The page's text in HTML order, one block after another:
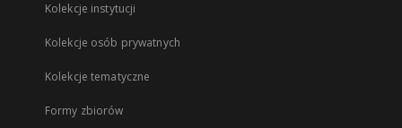
Kolekcje instytucji
Kolekcje osób prywatnych
Kolekcje tematyczne
Formy zbiorów